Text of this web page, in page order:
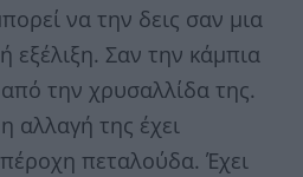
να την δεις σαν μια
εξέλιξη. Σαν την κάμπια
την χρυσαλλίδα της.
αλλαγή της έχει
πεταλούδα. Έχει